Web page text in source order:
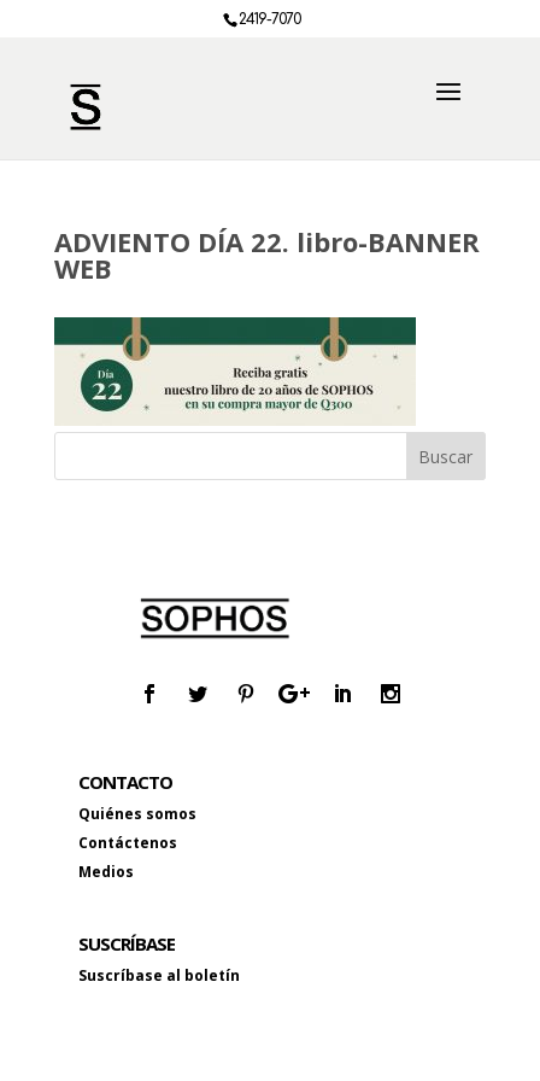
2419-7070
ADVIENTO DÍA 22. libro-BANNER
WEB
CONTACTO
Quiénes somos
Contáctenos
Medios
SUSCRÍBASE
Suscríbase al boletín